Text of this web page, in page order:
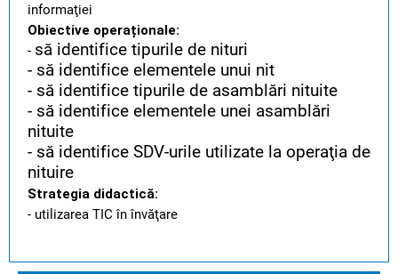
informaţiei
Obiective operaționale:
- să identifice tipurile de nituri
- să identifice elementele unui nit
- să identifice tipurile de asamblări nituite
- să identifice elementele unei asamblări
nituite
- să identifice SDV-urile utilizate la operaţia de
nituire
Strategia didactică:
- utilizarea TIC în învăţare